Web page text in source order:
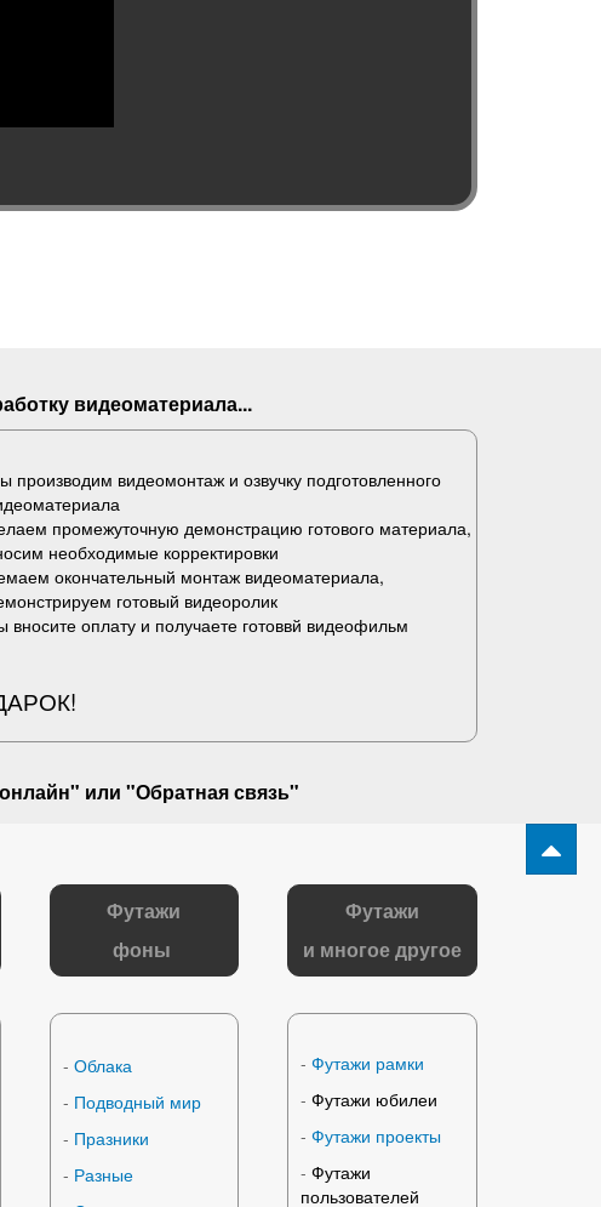
видеоматериала...
производим видеомонтаж и озвучку подготовленного
промежуточную демонстрацию готового материала,
необходимые корректировки
окончательный монтаж видеоматериала,
готовый видеоролик
вносите оплату и получаете готоввй видеофильм
или "Обратная связь"
Футажи
фоны
- Облака
- Подводный мир
- Празники
- Разные
Футажи
и многое другое
-Футажи рамки
-Футажи юбилеи
-Футажи проекты
-Футажи
пользователей